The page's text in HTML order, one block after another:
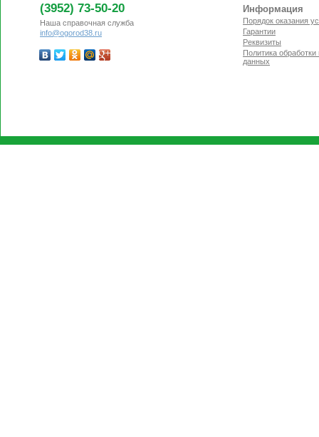
(3952) 73-50-20
Наша справочная служба
info@ogorod38.ru
Информация
Порядок оказания
Гарантии
Реквизиты
Политика
данных